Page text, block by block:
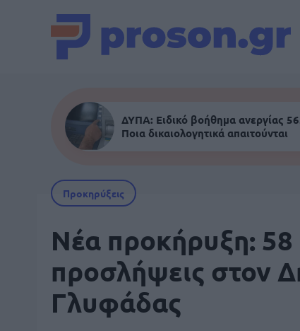
ΔΥΠΑ: Ειδικό βοήθημα ανεργίας
Ποια δικαιολογητικά απαιτούνται
Προκηρύξεις
Νέα προκήρυξη: 58
προσλήψεις στον
Γλυφάδας